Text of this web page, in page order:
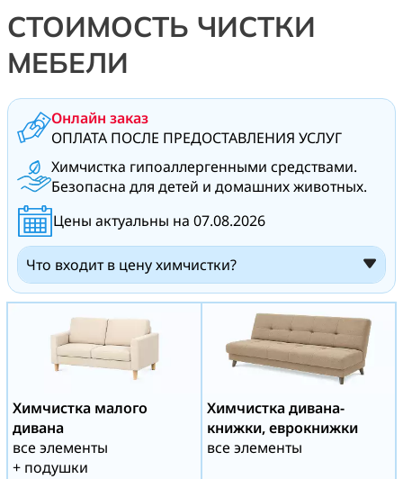
СТОИМОСТЬ ЧИСТКИ
МЕБЕЛИ
Онлайн заказ
ОПЛАТА ПОСЛЕ ПРЕДОСТАВЛЕНИЯ УСЛУГ
Химчистка гипоаллергенными средствами.
Безопасна для детей и домашних животных.
Цены актуальны на 07.08.2026
Что входит в цену химчистки?
Химчистка малого
дивана
все элементы
+ подушки
Химчистка дивана-
книжки, еврокнижки
все элементы